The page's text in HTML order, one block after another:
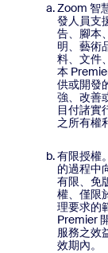
Zoom 智
發人員支
告、腳本
明、藝術
料、文件
本
供或開發
強、改善
目付諸實
之所有權
有限授權
的過程中
有限、免
權、僅限
理要求的
Premier
服務之效
效期內。